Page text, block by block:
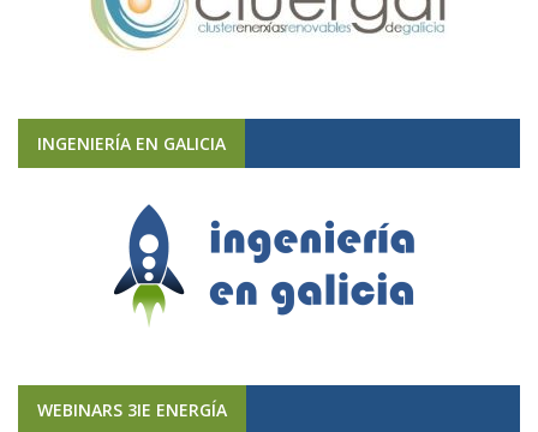
INGENIERÍA EN GALICIA
WEBINARS 3IE ENERGÍA